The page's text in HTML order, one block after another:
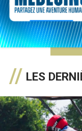
LES